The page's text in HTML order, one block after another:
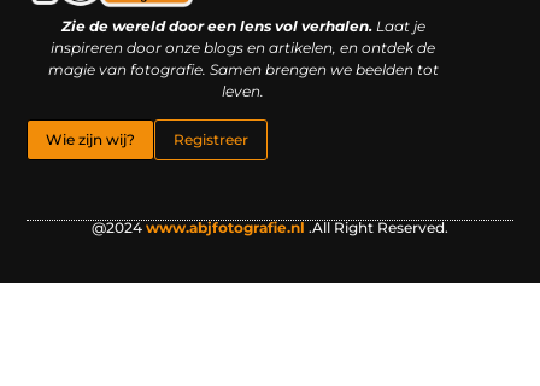
Zie de wereld door een lens vol verhalen.Laat je
inspireren door onze blogs en artikelen, en ontdek de
magie van fotografie. Samen brengen we beelden tot
leven.
Wie zijn wij? Registreer
@2024 www.abjfotografie.nl .All Right Reserved.